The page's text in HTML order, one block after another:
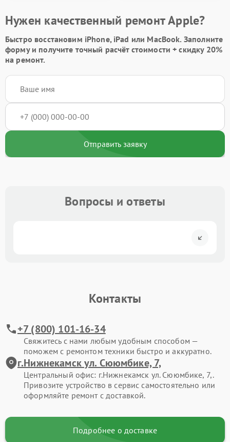
Нужен качественный ремонт Apple?
Быстро восстановим iPhone, iPad или MacBook. Заполните
формуи получите точный расчёт стоимости +скидку 20%
на ремонт.
Отправить заявку
Вопросы и ответы
Контакты
+7 (800) 101-16-34
Свяжитесь с нами любым удобным способом —
поможем с ремонтом техники быстро и аккуратно.
г.Нижнекамск ул. Сююмбике, 7,
Центральный офис: г.Нижнекамск ул. Сююмбике, 7,.
Привозите устройство в сервис самостоятельно или
оформляйте ремонт с доставкой.
Подробнее о доставке